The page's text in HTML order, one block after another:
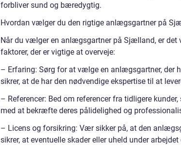
forbliver sund og bæredygtig.
Hvordan vælger du den rigtige anlægsgartner på
Når du vælger en anlægsgartner på Sjælland, er det
faktorer, der er vigtige at overveje:
– Erfaring: Sørg for at vælge en anlægsgartner, der
sikrer, at de har den nødvendige ekspertise til at
– Referencer: Bed om referencer fra tidligere
med at bekræfte deres pålidelighed og
– Licens og forsikring: Vær sikker på, at den
sikrer, at eventuelle skader eller uheld under